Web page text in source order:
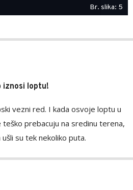
Br. slika: 5
iznosi loptu!
vezni red. I kada osvoje loptu u
prebacuju na sredinu terena,
su tek nekoliko puta.